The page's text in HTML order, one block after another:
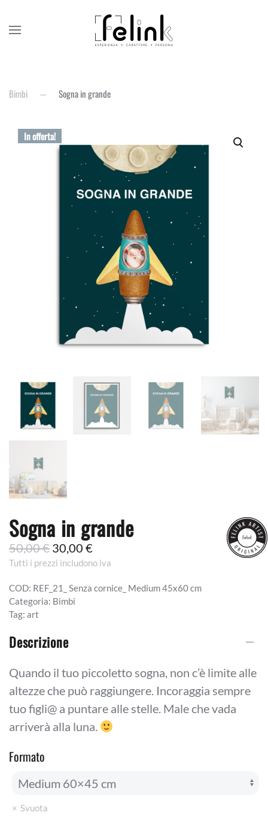
Bimbi Sogna in grande
In offerta!
Sogna in grande
50,00€ Il
prezzo
originale
era:
30,00 €
prezzo
attuale
Tutti i prezzi includono iva
COD: REF_21_ Senza cornice_ Medium 45x60 cm
Categoria: Bimbi
Tag: art
Descrizione
Quando il tuo piccoletto sogna, non c’è limite alle
altezze che può raggiungere. Incoraggia sempre
tuo figli@ a puntare alle stelle. Male che vada
arriverà alla luna.
Formato
Svuota